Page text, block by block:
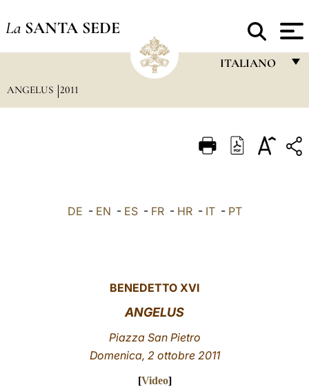
La SANTA SEDE
ITALIANO
ITALIANO
ANGELUS 2011
DE - EN - ES- FR- HR- IT- PT
BENEDETTO XVI
ANGELUS
Piazza San Pietro
Domenica, 2 ottobre 2011
[Video]